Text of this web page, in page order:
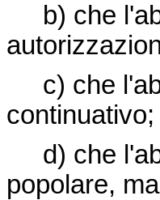
b) che
c) che
continuativo;
d) che
popolare,